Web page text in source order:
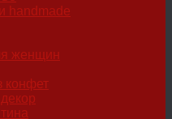
handmade
женщин
конфет